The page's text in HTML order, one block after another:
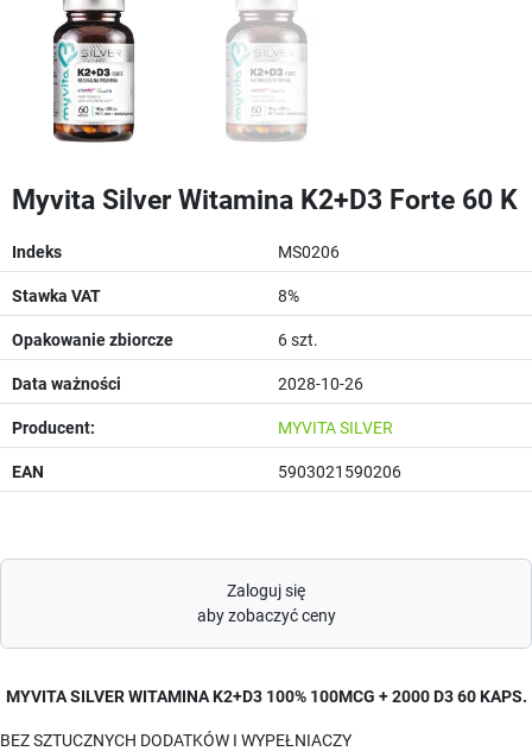
Myvita Silver Witamina K2+D3 Forte 60 K
Indeks MS0206
Stawka VAT 8%
Opakowanie zbiorcze 6 szt.
Data ważności 2028-10-26
Producent: MYVITA SILVER
EAN 5903021590206
Zaloguj się
aby zobaczyć ceny
MYVITA SILVER WITAMINA K2+D3 100% 100MCG + 2000 D3 60 KAPS.
BEZ SZTUCZNYCH DODATKÓW I WYPEŁNIACZY